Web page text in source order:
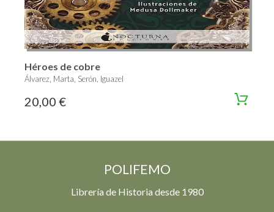
Héroes de cobre
Álvarez, Marta, Serón, Iguazel
20,00 €
POLIFEMO
Librería de Historia desde 1980